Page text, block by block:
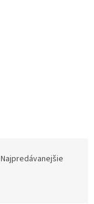
Najpredávanejšie